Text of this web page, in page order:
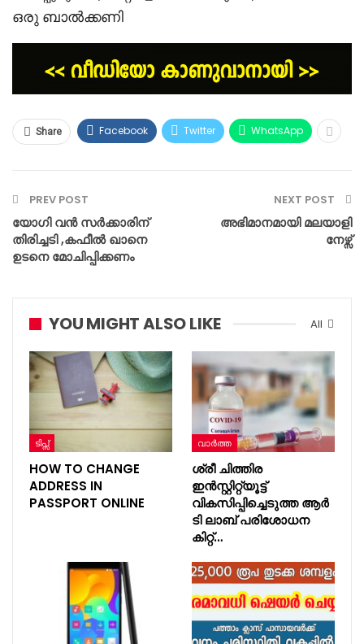
ഒരു ബാൽക്കണി
Share Facebook Twitter WhatsApp
PREV POST
യോഗി വൻ സർക്കാരിന്
തിരിച്ചടി ,കഫീൽ ഖാനെ
ഉടനെ മോചിപ്പിക്കണം
NEXT POST
അഭിമാനമായി മലയാളി
നേഴ്സ്
All
YOU MIGHT ALSO LIKE
ടിപ്സ്
HOW TO CHANGE
ADDRESS IN
PASSPORT ONLINE
വാർത്ത
ശ്രീ ചിത്തിര
ഇൻസ്റ്റിറ്റ്യൂട്ട്
വികസിപ്പിച്ചെടുത്ത ആർ
ടി ലാബ് പരിശോധന
കിറ്റ്…